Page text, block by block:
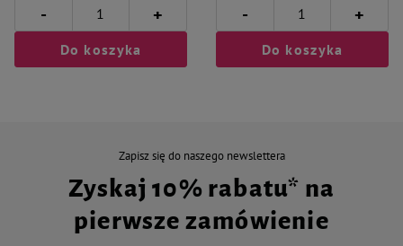
- +
Do koszyka
- +
Do koszyka
Zapisz się do naszego newslettera
Zyskaj 10% rabatu* na
pierwsze zamówienie